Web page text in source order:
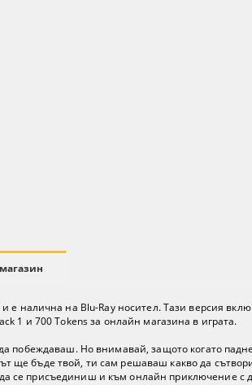
е налична на Blu-Ray носител. Тази версия
1 и 700 Tokens за онлайн магазина в играта.
побеждаваш. Но внимавай, защото когато
ще бъде твой, ти сам решаваш какво да
се присъединиш и към онлайн приключение с